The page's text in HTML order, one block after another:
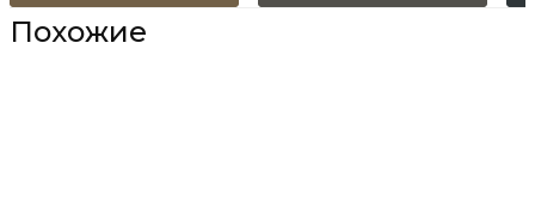
Похожие